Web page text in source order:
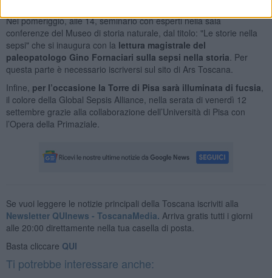
Nel pomeriggio, alle 14, seminario con esperti nella sala
conferenze del Museo di storia naturale, dal titolo: "Le storie nella
sepsi" che si inaugura con la lettura magistrale del
paleopatologo Gino Fornaciari sulla sepsi nella storia . Per
questa parte è necessario iscriversi sul sito di Ars Toscana.
Infine, per l’occasione la Torre di Pisa sarà illuminata di fucsia
il colore della Global Sepsis Alliance, nella serata di venerdì 12
settembre grazie alla collaborazione dell’Università di Pisa con
l’Opera della Primaziale.
Se vuoi leggere le notizie principali della Toscana iscriviti alla
Newsletter QUInews - ToscanaMedia. Arriva gratis tutti i giorni
alle 20:00 direttamente nella tua casella di posta.
Basta cliccare QUI
Ti potrebbe interessare anche: